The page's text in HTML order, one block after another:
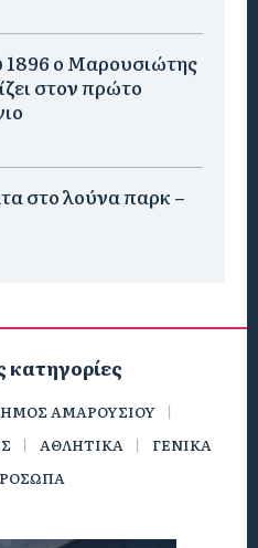
1896 ο Μαρουσιώτης
στον πρώτο
στο λούνα παρκ –
κατηγορίες
ΑΜΑΡΟΥΣΙΟΥ
ΑΘΛΗΤΙΚΑ
ΓΕΝΙΚΑ